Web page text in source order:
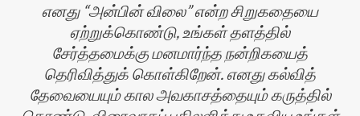
எனது “அன்பின் விலை” என்ற சிறுகதையை
ஏற்றுக்கொண்டு, உங்கள் தளத்தில்
சேர்த்தமைக்கு மனமார்ந்த நன்றிகயைத்
தெரிவித்துக் கொள்கிறேன். எனது கல்வித்
தேவையையும் கால அவகாசத்தையும் கருத்தில்